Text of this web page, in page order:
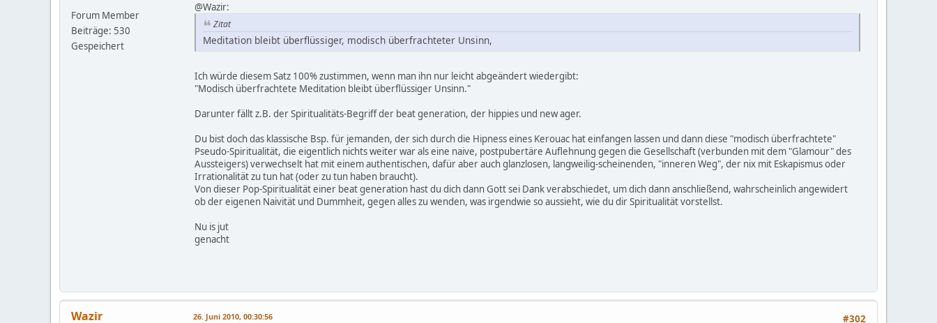
Forum Member
Beiträge: 530
Gespeichert
@Wazir:
Zitat
Meditation bleibt überflüssiger, modisch überfrachteter Unsinn,
Ich würde diesem Satz 100% zustimmen, wenn man ihn nur leicht abgeändert wiedergibt:
"Modisch überfrachtete Meditation bleibt überflüssiger Unsinn."
Darunter fällt z.B. der Spiritualitäts-Begriff der beat generation, der hippies und new ager.
Du bist doch das klassische Bsp. für jemanden, der sich durch die Hipness eines Kerouac hat einfangen lassen und dann diese "modisch überfrachtete"
Pseudo-Spiritualität, die eigentlich nichts weiter war als eine naive, postpubertäre Auflehnung gegen die Gesellschaft (verbunden mit dem "Glamour" des
Aussteigers) verwechselt hat mit einem authentischen, dafür aber auch glanzlosen, langweilig-scheinenden, "inneren Weg", der nix mit Eskapismus oder
Irrationalität zu tun hat (oder zu tun haben braucht).
Von dieser Pop-Spiritualität einer beat generation hast du dich dann Gott sei Dank verabschiedet, um dich dann anschließend, wahrscheinlich angewidert
ob der eigenen Naivität und Dummheit, gegen alles zu wenden, was irgendwie so aussieht, wie du dir Spiritualität vorstellst.
Nu is jut
genacht
Wazir #302
26. Juni 2010, 00:30:56